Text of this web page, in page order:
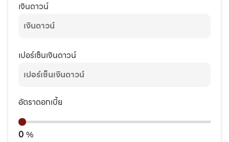
เงินดาวน์
เปอร์เซ็นเงินดาวน์
อัตราดอกเบี้ย
0 %